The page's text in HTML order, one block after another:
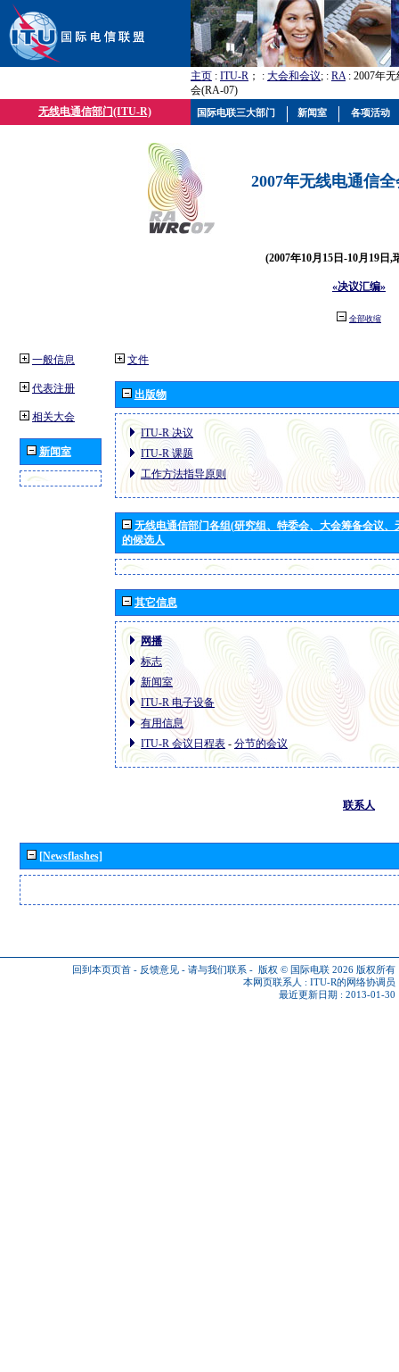
主页 : ITU-R ； : 大会和会议; : RA: 2007年
会(RA-07)
无线电通信部门(ITU-R)
2007年无线电通信
(2007年10月15日-10月19日,
«决议汇编»
全部收缩
一般信息
代表注册
相关大会
新闻室
文件
出版物
ITU-R 决议
ITU-R 课题
工作方法指导原则
无线电通信部门各组(研究组、特委会、大会筹备会议
的候选人
其它信息
网播
标志
新闻室
ITU-R 电子设备
有用信息
ITU-R 会议日程表 - 分节的会议
联系人
[Newsflashes]
回到本页页首 - 反馈意见 - 请与我们联系 - 版权 © 国际电联 2026 版权所有
本网页联系人 : ITU-R的网络协调员
最近更新日期 : 2013-01-30
国际电联三大部门 新闻室 各项活动